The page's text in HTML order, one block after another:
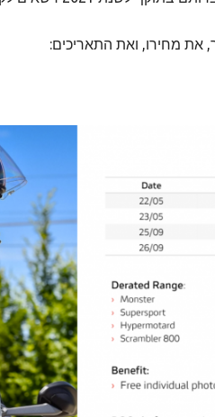
את מחירו, ואת התאריכים: